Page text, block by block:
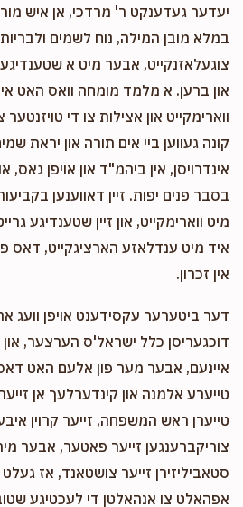
יעדער געדענקט ר' מרדכי, אן איש
במלא מובן המילה, נוח לשמים ולבריות,
צוגעלאזנקייט, אבער מיט א
און ברען. א מלמד מומחה וואס האט
ווארימקייט און אצילות צו די
קונה געווען ביי אים תורה און יראת
אינדרויסן, אין ביהמ"ד און אויפן גאס,
בסבר פנים יפות. זיין דאווענען
מיט ווארימקייט, און זיין שטענדיגע
איד מיט ענדלאזע הארציגקייט, דאס
אין זכרון.
דער ביטערער עקסידענט אויפן וועג
דוכגעריסן כלל ישראל'ס הערצער,
איינעם, אבער מער פון אלעם האט דאס
טייערע אלמנה און קינדערלעך אן
טייערן ראש המשפחה, זייער קרוין
צוריקברענגען זייער פאטער, אבער
סטאביליזירן זייער צושטאנד, אז געלט
אפהאלט צו אנהאלטן די לעכטיגע